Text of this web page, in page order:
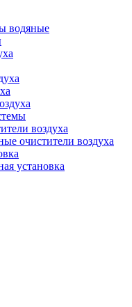
водяные
воздуха
очистители воздуха
установка